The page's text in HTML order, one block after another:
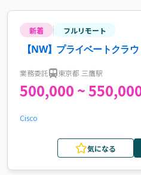
新着 フルリモート
【NW】プライベートクラ
業務委託 東京都 三鷹駅
500,000 ~
Cisco
気になる